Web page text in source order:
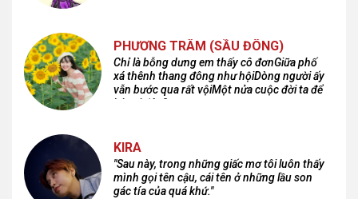
PHƯƠNG TRÂM (SẦU ĐÔNG)
Chỉ là bỗng dưng em thấy cô đơnGiữa phố
xá thênh thang đông như hộiDòng người ấy
vẫn bước qua rất vộiMột nửa cuộc đời ta để
lại nơi đâu?
KIRA
"Sau này, trong những giấc mơ tôi luôn thấy
mình gọi tên cậu, cái tên ở những lầu son
gác tía của quá khứ."